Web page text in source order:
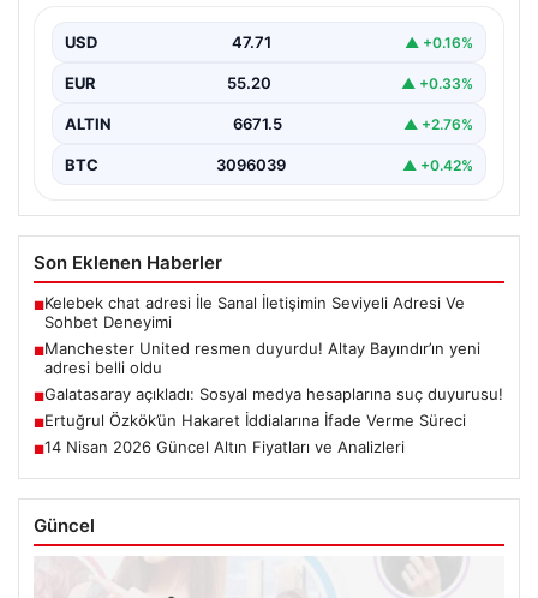
USD 47.71 ▲ +0.16%
EUR 55.20 ▲ +0.33%
ALTIN 6671.5 ▲ +2.76%
BTC 3096039 ▲ +0.42%
Son Eklenen Haberler
■Kelebek chat adresi İle Sanal İletişimin Seviyeli Adresi Ve
Sohbet Deneyimi
■Manchester United resmen duyurdu! Altay Bayındır’ın yeni
adresi belli oldu
■Galatasaray açıkladı: Sosyal medya hesaplarına suç duyurusu!
■Ertuğrul Özkök’ün Hakaret İddialarına İfade Verme Süreci
■14 Nisan 2026 Güncel Altın Fiyatları ve Analizleri
Güncel